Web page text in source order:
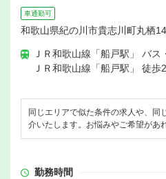
車通勤可
和歌山県紀の川市貴志川町丸栖
ＪＲ和歌山線「船戸駅」 バス
ＪＲ和歌山線「船戸駅」 徒歩
同じエリアで似た条件の求人や、同
介いたします。お悩みやご希望があ
勤務時間